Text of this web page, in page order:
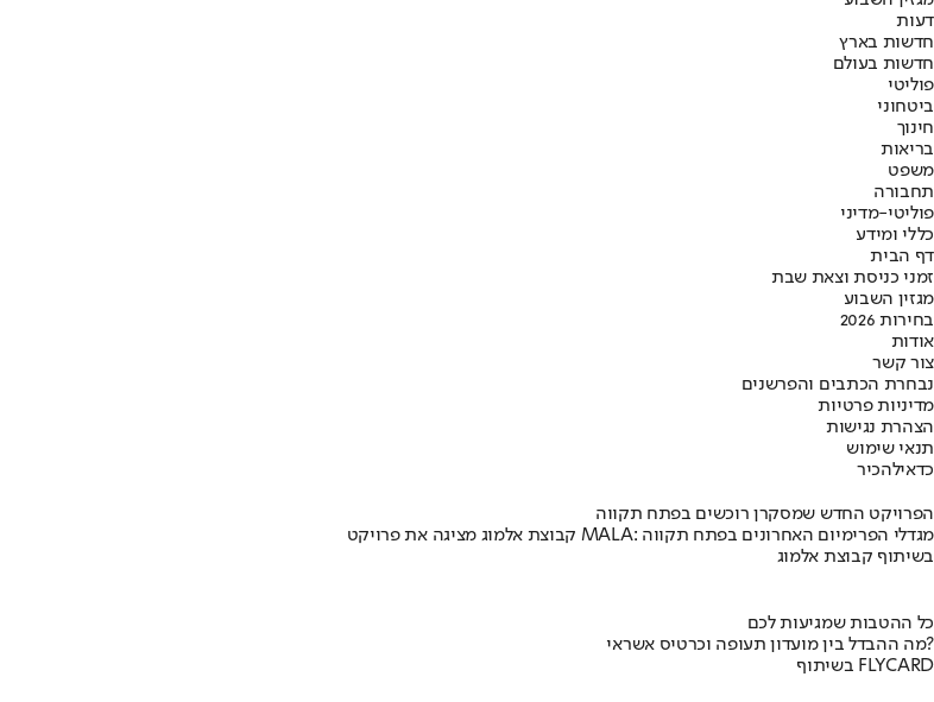
דעות
חדשות בארץ
חדשות בעולם
פוליטי
ביטחוני
חינוך
בריאות
משפט
תחבורה
פוליטי-מדיני
כללי ומידע
דף הבית
זמני כניסת וצאת שבת
מגזין השבוע
בחירות 2026
אודות
צור קשר
נבחרת הכתבים והפרשנים
מדיניות פרטיות
הצהרת נגישות
תנאי שימוש
כדאילהכיר
הפרויקט החדש שמסקרן רוכשים בפתח תקווה
קבוצת אלמוג מציגה את פרויקט MALA: מגדלי הפרימיום האחרונים בפתח תקווה
בשיתוף קבוצת אלמוג
כל ההטבות שמגיעות לכם
מה ההבדל בין מועדון תעופה וכרטיס אשראי?
בשיתוף FLYCARD